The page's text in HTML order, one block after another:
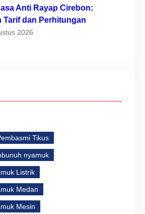
Anti Rayap Cirebon:
Tarif dan Perhitungan
2026
Tikus
nyamuk
Listrik
Medan
Mesin